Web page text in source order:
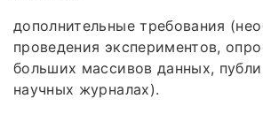
дополнительные требования
проведения экспериментов,
больших массивов данных,
научных журналах).